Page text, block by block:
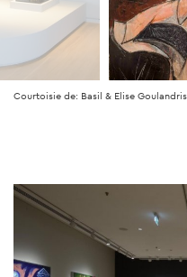
Courtoisie de: Basil & Elise